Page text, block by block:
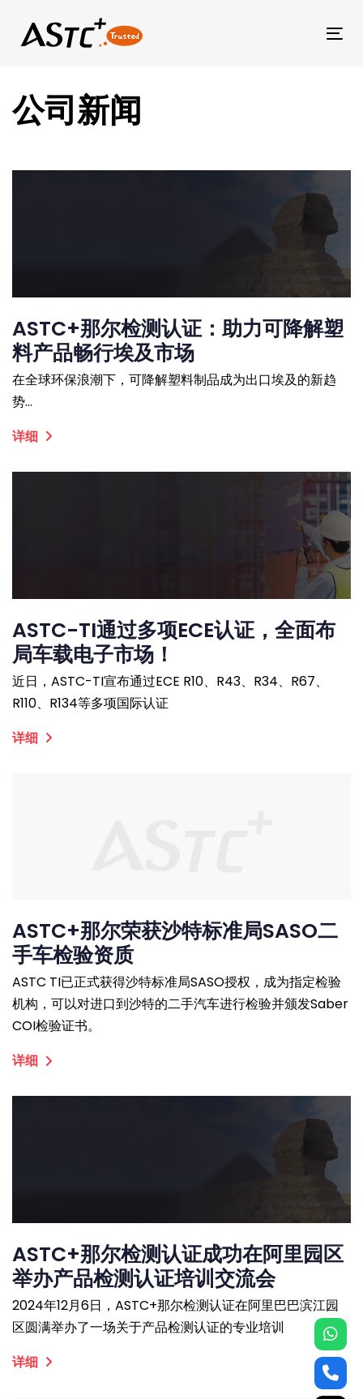
公司新闻
ASTC+那尔检测认证：助力可降解塑
料产品畅行埃及市场
在全球环保浪潮下，可降解塑料制品成为出口埃及的新趋
势...
详细
ASTC-TI通过多项ECE认证，全面布
局车载电子市场！
近日，ASTC-TI宣布通过ECE R10、R43、R34、R67、
R110、R134等多项国际认证
详细
ASTC+那尔荣获沙特标准局SASO二
手车检验资质
ASTC TI已正式获得沙特标准局SASO授权，成为指定检验
机构，可以对进口到沙特的二手汽车进行检验并颁发Saber
COI检验证书。
详细
ASTC+那尔检测认证成功在阿里园区
举办产品检测认证培训交流会
2024年12月6日，ASTC+那尔检测认证在阿里巴巴滨江园
区圆满举办了一场关于产品检测认证的专业培训
详细